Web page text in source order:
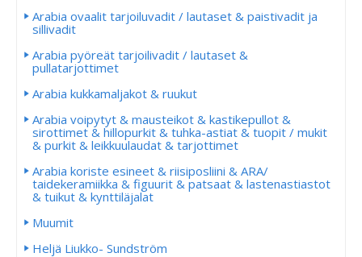
Arabia ovaalit tarjoiluvadit / lautaset & paistivadit ja
sillivadit
Arabia pyöreät tarjoilivadit / lautaset &
pullatarjottimet
Arabia kukkamaljakot & ruukut
Arabia voipytyt & mausteikot & kastikepullot &
sirottimet & hillopurkit & tuhka-astiat & tuopit / mukit
& purkit & leikkuulaudat & tarjottimet
Arabia koriste esineet & riisiposliini & ARA/
taidekeramiikka & figuurit & patsaat & lastenastiastot
& tuikut & kynttiläjalat
Muumit
Heljä Liukko- Sundström